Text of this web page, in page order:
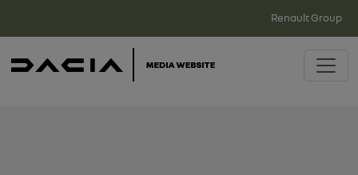
Renault Group